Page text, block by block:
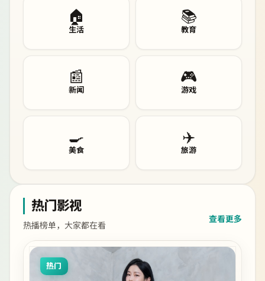
🏠
生活
📚
教育
📰
新闻
🎮
游戏
🍳
美食
✈️
旅游
热门影视
热播榜单，大家都在看
查看更多
热门